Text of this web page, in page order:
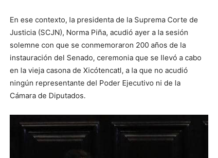
En ese contexto, la presidenta de la Suprema Corte de
Justicia (SCJN), Norma Piña, acudió ayer a la sesión
solemne con que se conmemoraron 200 años de la
instauración del Senado, ceremonia que se llevó a cabo
en la vieja casona de Xicótencatl, a la que no acudió
ningún representante del Poder Ejecutivo ni de la
Cámara de Diputados.